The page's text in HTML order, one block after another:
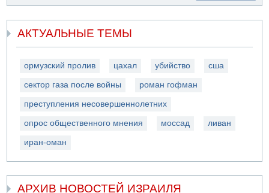
АКТУАЛЬНЫЕ ТЕМЫ
ормузский пролив цахал убийство сша
сектор газа после войны роман гофман
преступления несовершеннолетних
опрос общественного мнения моссад ливан
иран-оман
АРХИВ НОВОСТЕЙ ИЗРАИЛЯ